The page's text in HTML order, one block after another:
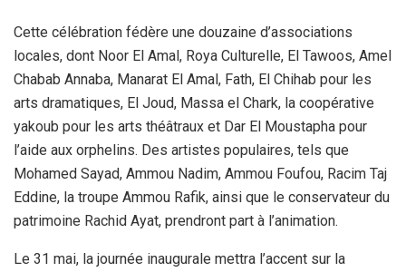
Cette célébration fédère une douzaine d’associations
locales, dont Noor El Amal, Roya Culturelle, El Tawoos, Amel
Chabab Annaba, Manarat El Amal, Fath, El Chihab pour les
arts dramatiques, El Joud, Massa el Chark, la coopérative
yakoub pour les arts théâtraux et Dar El Moustapha pour
l’aide aux orphelins. Des artistes populaires, tels que
Mohamed Sayad, Ammou Nadim, Ammou Foufou, Racim Taj
Eddine, la troupe Ammou Rafik, ainsi que le conservateur du
patrimoine Rachid Ayat, prendront part à l’animation.
Le 31 mai, la journée inaugurale mettra l’accent sur la